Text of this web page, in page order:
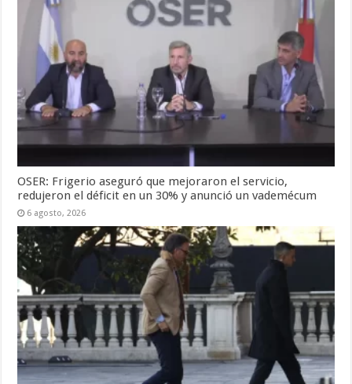
OSER: Frigerio aseguró que mejoraron el servicio,
redujeron el déficit en un 30% y anunció un vademécum
6 agosto, 2026